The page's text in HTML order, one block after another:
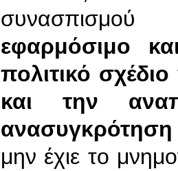
εφαρμόσιμο
πολιτικό
και την
μην έχιε το